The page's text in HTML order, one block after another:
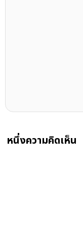
หนึ่งความคิดเห็น